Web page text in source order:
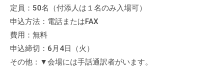
業
を
お
こ
な
定員：50名（付添人は１名のみ入場可）
申込方法：電話またはFAX
費用：無料
申込締切：6月4日（火）
その他：▼会場には手話通訳者がいます。